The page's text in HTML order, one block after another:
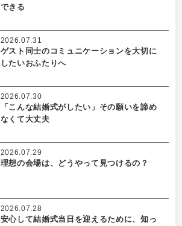
できる
ゲスト同士のコミュニケーションを大切に
したいおふたりへ
2026.07.31
「こんな結婚式がしたい」その願いを諦め
なくて大丈夫
2026.07.30
理想の会場は、どうやって見つけるの？
2026.07.29
安心して結婚式当日を迎えるために、知っ
2026.07.28